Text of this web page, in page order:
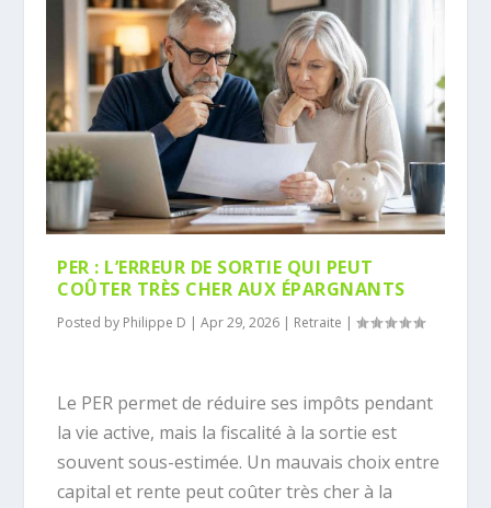
PER : L’ERREUR DE SORTIE QUI PEUT
COÛTER TRÈS CHER AUX ÉPARGNANTS
Posted by Philippe D |Apr 29, 2026 | Retraite |
Le PER permet de réduire ses impôts pendant
la vie active, mais la fiscalité à la sortie est
souvent sous-estimée. Un mauvais choix entre
capital et rente peut coûter très cher à la